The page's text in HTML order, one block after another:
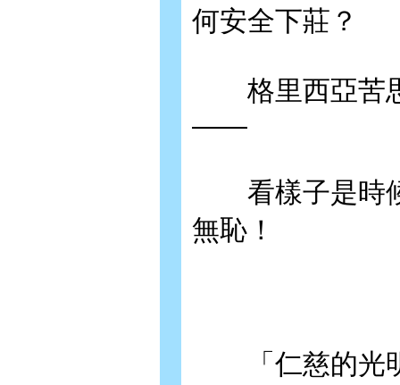
何安全下莊？
格里西亞苦思
——
看樣子是時候
無恥！
「仁慈的光明